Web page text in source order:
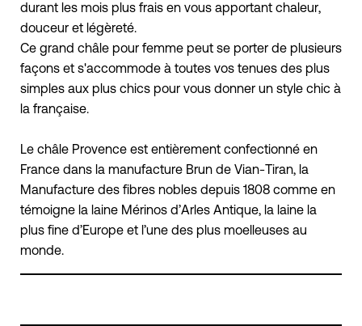
durant les mois plus frais en vous apportant chaleur,
douceur et légèreté.
Ce grand châle pour femme peut se porter de plusieurs
façons et s'accommode à toutes vos tenues des plus
simples aux plus chics pour vous donner un style chic à
la française.
Le châle Provence est entièrement confectionné en
France dans la manufacture Brun de Vian-Tiran, la
Manufacture des fibres nobles depuis 1808 comme en
témoigne la laine Mérinos d’Arles Antique, la laine la
plus fine d’Europe et l’une des plus moelleuses au
monde.